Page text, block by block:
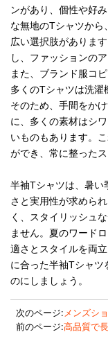
ンがあり、個性や好
な無地のTシャツから
広い選択肢がありま
し、ファッションの
また、ブランド服コ
多くのTシャツは洗濯
そのため、手間をか
に、多くの素材はシ
いものもあります。
ができ、常に整った
半袖Tシャツは、暑い
さと実用性が求めら
く、スタイリッシュ
ません。夏のワード
適さとスタイルを両
に合った半袖Tシャツ
のにしましょう。
次のページ: メンズシ
前のページ:高品質で